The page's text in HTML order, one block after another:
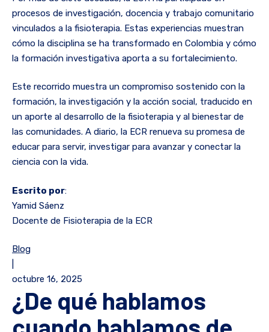
procesos de investigación, docencia y trabajo comunitario
vinculados a la fisioterapia. Estas experiencias muestran
cómo la disciplina se ha transformado en Colombia y cómo
la formación investigativa aporta a su fortalecimiento.
Este recorrido muestra un compromiso sostenido con la
formación, la investigación y la acción social, traducido en
un aporte al desarrollo de la fisioterapia y al bienestar de
las comunidades. A diario, la ECR renueva su promesa de
educar para servir, investigar para avanzar y conectar la
ciencia con la vida.
Escrito por:
Yamid Sáenz
Docente de Fisioterapia de la ECR
Blog
octubre 16, 2025
¿De qué hablamos